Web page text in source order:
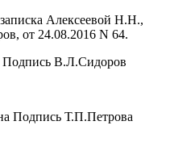
Алексеевой Н.Н.,
от 24.08.2016 N 64.
Подпись В.Л.Сидоров
Подпись Т.П.Петрова